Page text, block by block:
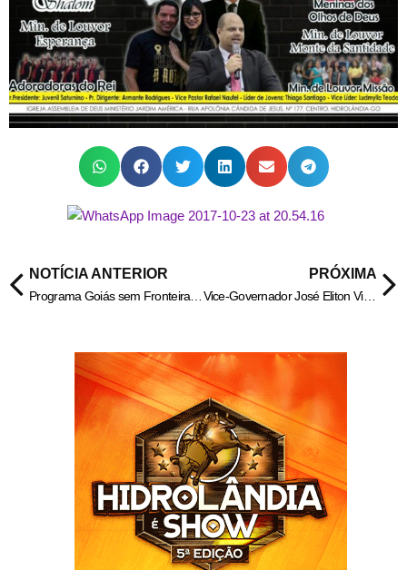
NOTÍCIA ANTERIOR
Programa Goiás sem Fronteiras: Governo de Goiás auxilia estudantes nos preparativos para viagem aos EUA
PRÓXIMA
Vice-Governador José Eliton Vistoria Obras em Águas Lindas.